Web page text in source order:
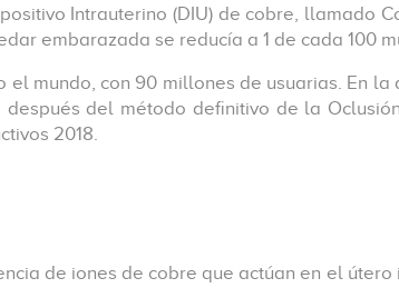
Intrauterino (DIU) de cobre, llamado
embarazada se reducía a 1 de cada 100
mundo, con 90 millones de usuarias. En
del método definitivo de la
2018.
de iones de cobre que actúan en el